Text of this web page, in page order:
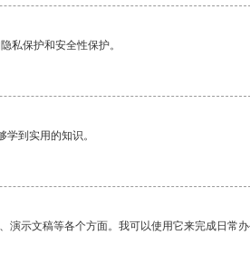
私保护和安全性保护。
到实用的知识。
示文稿等各个方面。我可以使用它来完成日常办